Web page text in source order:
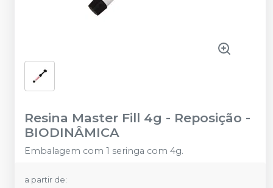
Resina Master Fill 4g - Reposição -
BIODINÂMICA
Embalagem com 1 seringa com 4g.
a partir de: